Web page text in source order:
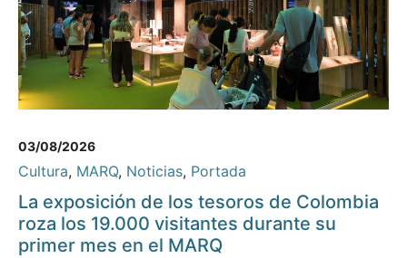
03/08/2026
Cultura, MARQ, Noticias, Portada
La exposición de los tesoros de Colombia
roza los 19.000 visitantes durante su
primer mes en el MARQ